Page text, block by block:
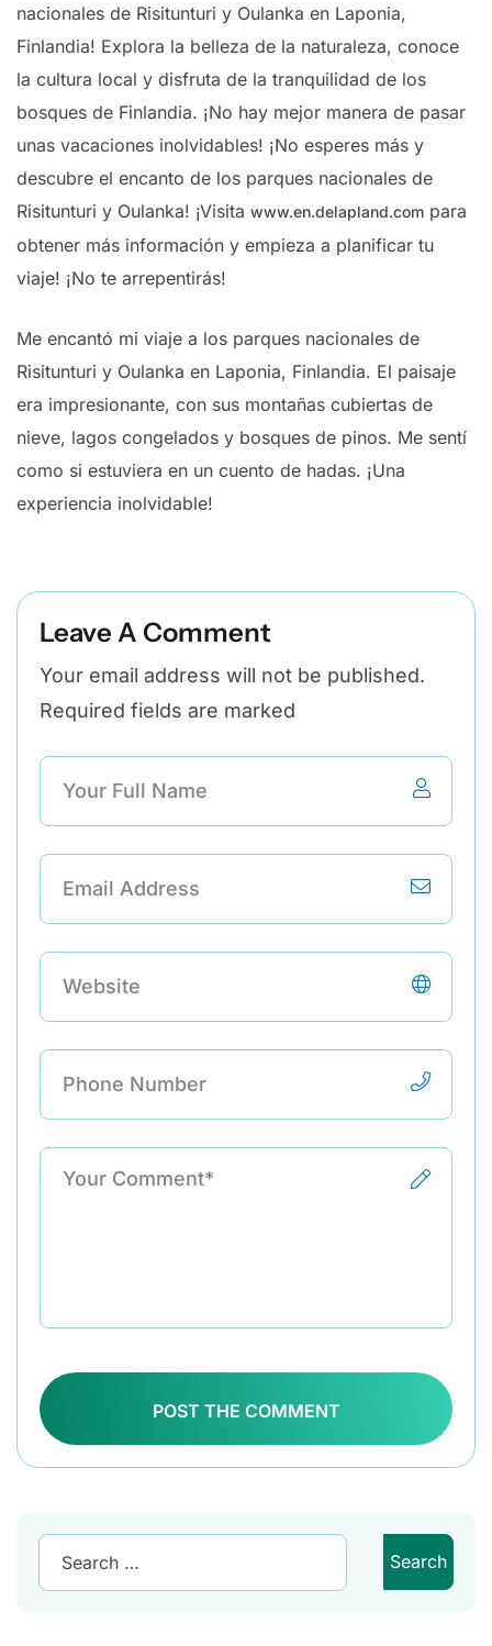
nacionales de Risitunturi y Oulanka en Laponia,
Finlandia! Explora la belleza de la naturaleza, conoce
la cultura local y disfruta de la tranquilidad de los
bosques de Finlandia. ¡No hay mejor manera de pasar
unas vacaciones inolvidables! ¡No esperes más y
descubre el encanto de los parques nacionales de
Risitunturi y Oulanka! ¡Visita www.en.delapland.com para
obtener más información y empieza a planificar tu
viaje! ¡No te arrepentirás!
Me encantó mi viaje a los parques nacionales de
Risitunturi y Oulanka en Laponia, Finlandia. El paisaje
era impresionante, con sus montañas cubiertas de
nieve, lagos congelados y bosques de pinos. Me sentí
como si estuviera en un cuento de hadas. ¡Una
experiencia inolvidable!
Leave A Comment
Your email address will not be published.
Required fields are marked
POST THE COMMENT